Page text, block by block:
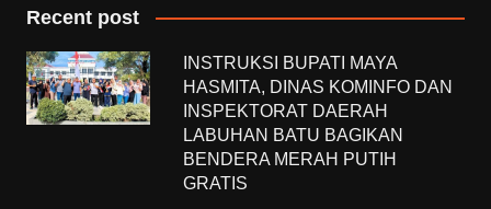
Recent post
INSTRUKSI BUPATI MAYA
HASMITA, DINAS KOMINFO DAN
INSPEKTORAT DAERAH
LABUHAN BATU BAGIKAN
BENDERA MERAH PUTIH
GRATIS